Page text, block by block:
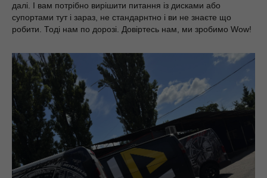
далі. І вам потрібно вирішити питання із дисками або
супортами тут і зараз, не стандарнтно і ви не знаєте що
робити. Тоді нам по дорозі. Довіртесь нам, ми зробимо Wow!